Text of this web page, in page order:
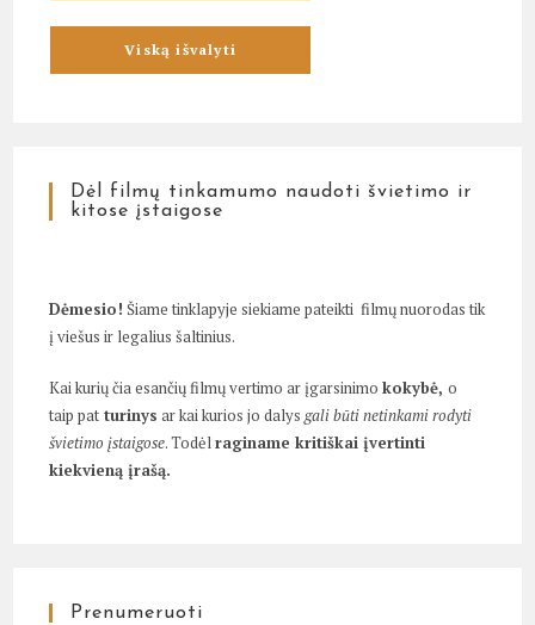
Dėl filmų tinkamumo naudoti švietimo ir
kitose įstaigose
Dėmesio! Šiame tinklapyje siekiame pateikti filmų nuorodas tik
į viešus ir legalius šaltinius.
Kai kurių čia esančių filmų vertimo ar įgarsinimokokybė,o
taip pat turinys ar kai kurios jo dalysgali būti netinkami rodyti
švietimo įstaigose. Todėlraginame kritiškai įvertinti
kiekvieną įrašą.
Prenumeruoti